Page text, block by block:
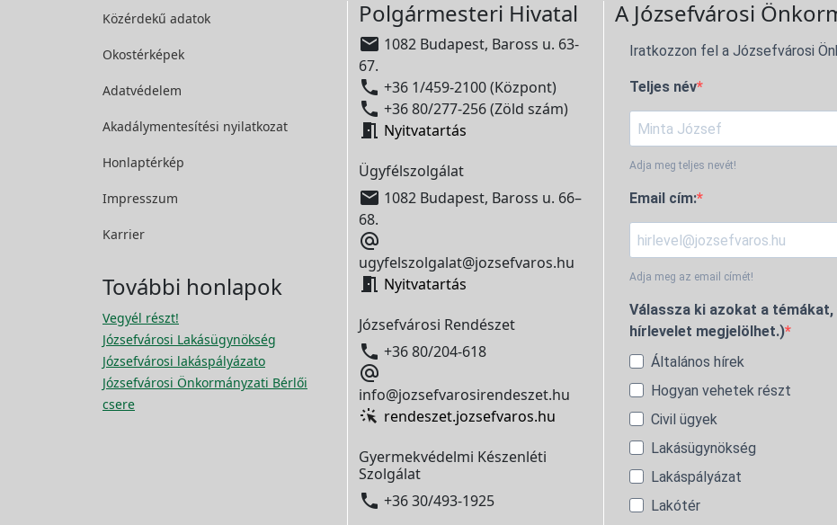
Közérdekű adatok
Okostérképek
Adatvédelem
Akadálymentesítési nyilatkozat
Honlaptérkép
Impresszum
Karrier
További honlapok
Vegyél részt!
Józsefvárosi Lakásügynökség
Józsefvárosi lakáspályázato
Józsefvárosi Önkormányzati Bérlői
csere
Polgármesteri Hivatal
 1082 Budapest, Baross u. 63-
67.
 +36 1/459-2100 (Központ)
 +36 80/277-256 (Zöld szám)
 Nyitvatartás
Ügyfélszolgálat
 1082 Budapest, Baross u. 66–
68.

ugyfelszolgalat@jozsefvaros.hu
 Nyitvatartás
Józsefvárosi Rendészet
 +36 80/204-618

info@jozsefvarosirendeszet.hu
rendeszet.jozsefvaros.hu
Gyermekvédelmi Készenléti
Szolgálat
 +36 30/493-1925
A Józsefvárosi
Iratkozzon fel a Józsefvárosi
Teljes név
Adja meg teljes nevét!
Email cím:
Adja meg az email címét!
Válassza ki azokat a
hírlevelet megjelölhet.)
Általános hírek
Hogyan vehetek részt
Civil ügyek
Lakásügynökség
Lakáspályázat
Lakótér